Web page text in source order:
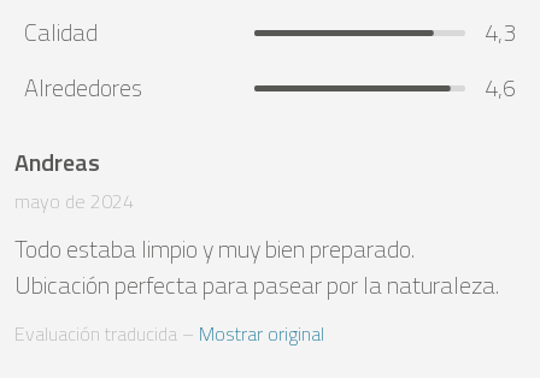
Calidad
4,3
Alrededores
4,6
Andreas
mayo de 2024
Todo estaba limpio y muy bien preparado.
Ubicación perfecta para pasear por la naturaleza.
Evaluación traducida – Mostrar original